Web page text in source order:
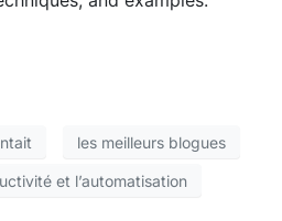
les meilleurs blogues
et l’automatisation